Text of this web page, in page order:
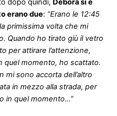
dopo quindi, Debora si è
erano due: “Erano le 12:45
primissima volta che mi
Quando ho tirato giù il vetro
per attirare l’attenzione,
quel momento, ho scattato.
mi sono accorta dell’altro
in mezzo alla strada, per
in quel momento…”